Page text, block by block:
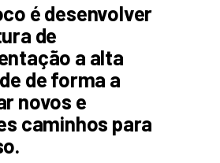
é desenvolver
de
a alta
de forma a
novos e
caminhos para